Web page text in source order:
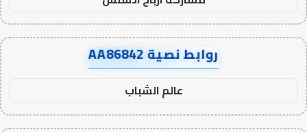
روابط نصية AA86842
عالم الشباب